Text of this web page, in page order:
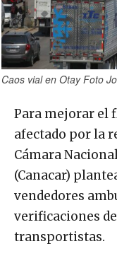
Caos vial en Otay Foto
Para mejorar el
afectado por la
Cámara
(Canacar)
vendedores
verificaciones
transportistas.